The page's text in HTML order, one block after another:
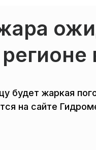
будет жаркая
на сайте